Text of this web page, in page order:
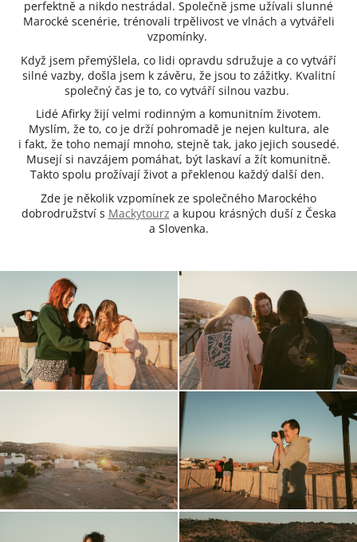
perfektně a nikdo nestrádal. Společně jsme užívali slunné
Marocké scenérie, trénovali trpělivost ve vlnách a vytvářeli
vzpomínky.
Když jsem přemýšlela, co lidi opravdu sdružuje a co vytváří
silné vazby, došla jsem k závěru, že jsou to zážitky. Kvalitní
společný čas je to, co vytváří silnou vazbu.
Lidé Afirky žijí velmi rodinným a komunitním životem.
Myslím, že to, co je drží pohromadě je nejen kultura, ale
i fakt, že toho nemají mnoho, stejně tak, jako jejich sousedé.
Musejí si navzájem pomáhat, být laskaví a žít komunitně.
Takto spolu prožívají život a překlenou každý další den.
Zde je několik vzpomínek ze společného Marockého
dobrodružství s Mackytourz a kupou krásných duší z Česka
a Slovenka.